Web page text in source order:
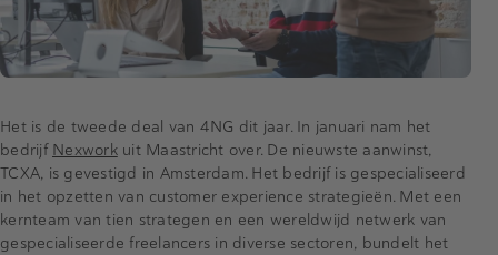
Het is de tweede deal van 4NG dit jaar. In januari nam het
bedrijf Nexworkuit Maastricht over. De nieuwste aanwinst,
TCXA, is gevestigd in Amsterdam. Het bedrijf is gespecialiseerd
in het opzetten van customer experience strategieën. Met een
kernteam van tien strategen en een wereldwijd netwerk van
gespecialiseerde freelancers in diverse sectoren, bundelt het